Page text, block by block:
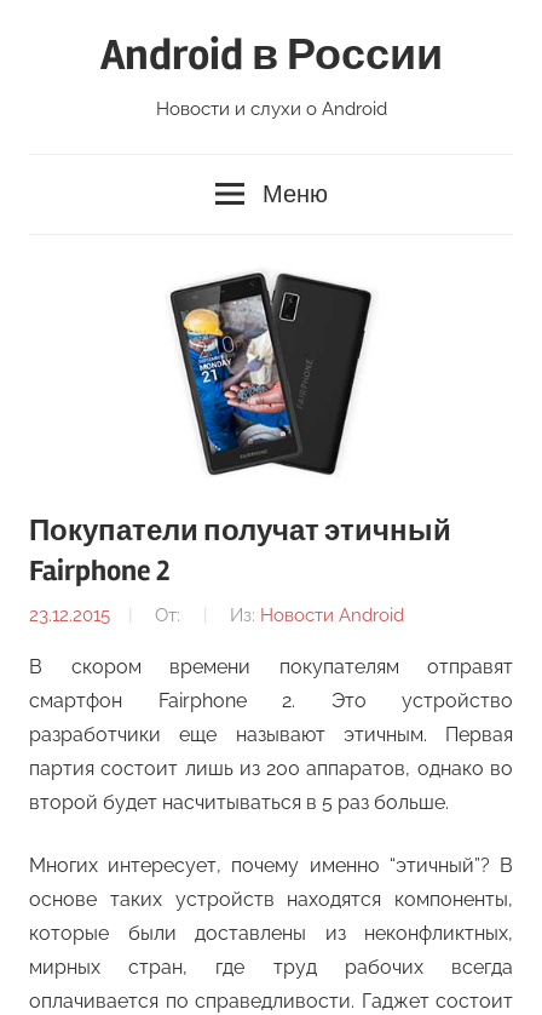
Android в России
Новости и слухи о Android
Меню
Покупатели получат этичный
Fairphone 2
23.12.2015 От: Из: Новости Android
В скором времени покупателям отправят
смартфон Fairphone 2. Это устройство
разработчики еще называют этичным. Первая
партия состоит лишь из 200 аппаратов, однако во
второй будет насчитываться в 5 раз больше.
Многих интересует, почему именно “этичный”? В
основе таких устройств находятся компоненты,
которые были доставлены из неконфликтных,
мирных стран, где труд рабочих всегда
оплачивается по справедливости. Гаджет состоит